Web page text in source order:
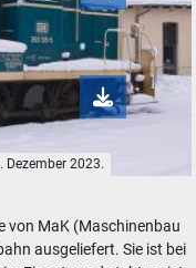
Dezember 2023.
von MaK (Maschinenbau
ausgeliefert. Sie ist bei